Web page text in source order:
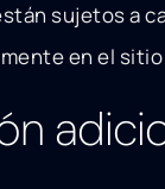
sujetos a
en el